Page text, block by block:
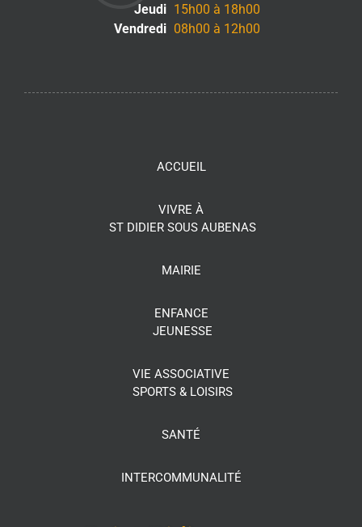
Jeudi 15h00 à 18h00
Vendredi 08h00 à 12h00
ACCUEIL
VIVRE À
ST DIDIER SOUS AUBENAS
MAIRIE
ENFANCE
JEUNESSE
VIE ASSOCIATIVE
SPORTS & LOISIRS
SANTÉ
INTERCOMMUNALITÉ